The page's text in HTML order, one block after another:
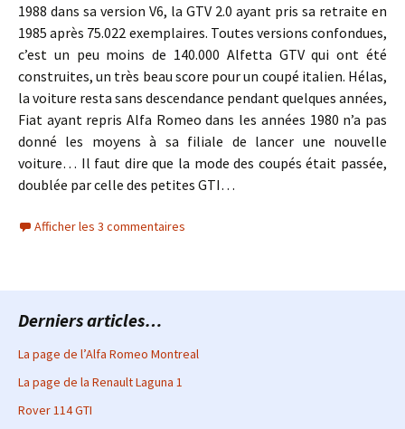
1988 dans sa version V6, la GTV 2.0 ayant pris sa retraite en
1985 après 75.022 exemplaires. Toutes versions confondues,
c’est un peu moins de 140.000 Alfetta GTV qui ont été
construites, un très beau score pour un coupé italien. Hélas,
la voiture resta sans descendance pendant quelques années,
Fiat ayant repris Alfa Romeo dans les années 1980 n’a pas
donné les moyens à sa filiale de lancer une nouvelle
voiture… Il faut dire que la mode des coupés était passée,
doublée par celle des petites GTI…
Afficher les 3 commentaires
Derniers articles…
La page de l’Alfa Romeo Montreal
La page de la Renault Laguna 1
Rover 114 GTI